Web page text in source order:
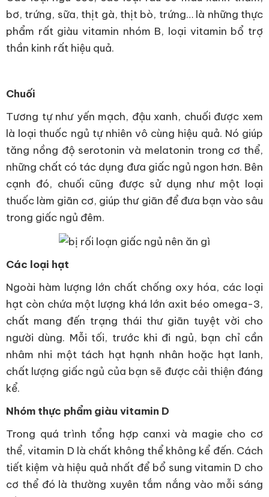
bơ, trứng, sữa, thịt gà, thịt bò, trứng… là những thực
phẩm rất giàu vitamin nhóm B, loại vitamin bổ trợ
thần kinh rất hiệu quả.
Chuối
Tương tự như yến mạch, đậu xanh, chuối được xem
là loại thuốc ngủ tự nhiên vô cùng hiệu quả. Nó giúp
tăng nồng độ serotonin và melatonin trong cơ thể,
những chất có tác dụng đưa giấc ngủ ngon hơn. Bên
cạnh đó, chuối cũng được sử dụng như một loại
thuốc làm giãn cơ, giúp thư giãn để đưa bạn vào sâu
trong giấc ngủ đêm.
Các loại hạt
Ngoài hàm lượng lớn chất chống oxy hóa, các loại
hạt còn chứa một lượng khá lớn axit béo omega-3,
chất mang đến trạng thái thư giãn tuyệt vời cho
người dùng. Mỗi tối, trước khi đi ngủ, bạn chỉ cần
nhâm nhi một tách hạt hạnh nhân hoặc hạt lanh,
chất lượng giấc ngủ của bạn sẽ được cải thiện đáng
kể.
Nhóm thực phẩm giàu vitamin D
Trong quá trình tổng hợp canxi và magie cho cơ
thể, vitamin D là chất không thể không kể đến. Cách
tiết kiệm và hiệu quả nhất để bổ sung vitamin D cho
cơ thể đó là thường xuyên tắm nắng vào mỗi sáng